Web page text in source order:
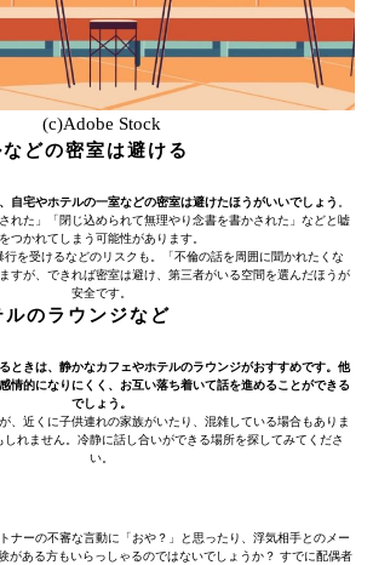
(c)Adobe Stock
どの密室は避ける
自宅やホテルの一室などの密室は避けたほうがいいでしょう
れた」「閉じ込められて無理やり念書を書かされた」などと嘘
をつかれてしまう可能性があります。
行を受けるなどのリスクも。「不倫の話を周囲に聞かれたくな
すが、できれば密室は避け、第三者がいる空間を選んだほうが
安全です。
のラウンジなど
ときは、静かなカフェやホテルのラウンジがおすすめです。他
情的になりにくく、お互い落ち着いて話を進めることができる
でしょう。
、近くに子供連れの家族がいたり、混雑している場合もありま
れません。冷静に話し合いができる場所を探してみてくださ
い。
ナーの不審な言動に「おや？」と思ったり、浮気相手とのメー
がある方もいらっしゃるのではないでしょうか？ すでに配偶者